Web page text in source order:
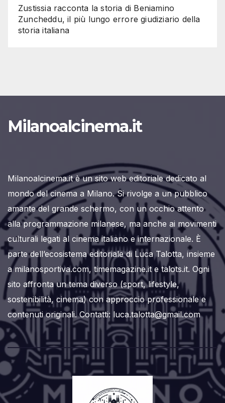
Zustissia racconta la storia di Beniamino
Zuncheddu, il più lungo errore giudiziario della
storia italiana
Milanoalcinema.it
Milanoalcinema.it è un sito web editoriale dedicato al
mondo del cinema a Milano. Si rivolge a un pubblico
amante del grande schermo, con un occhio attento
alla programmazione milanese, ma anche ai movimenti
culturali legati al cinema italiano e internazionale. È
parte dell’ecosistema editoriale di Luca Talotta, insieme
a milanosportiva.com, timemagazine.it e talots.it. Ogni
sito affronta un tema diverso (sport, lifestyle,
sostenibilità, cinema) con approccio professionale e
contenuti originali. Contatti: luca.talotta@gmail.com